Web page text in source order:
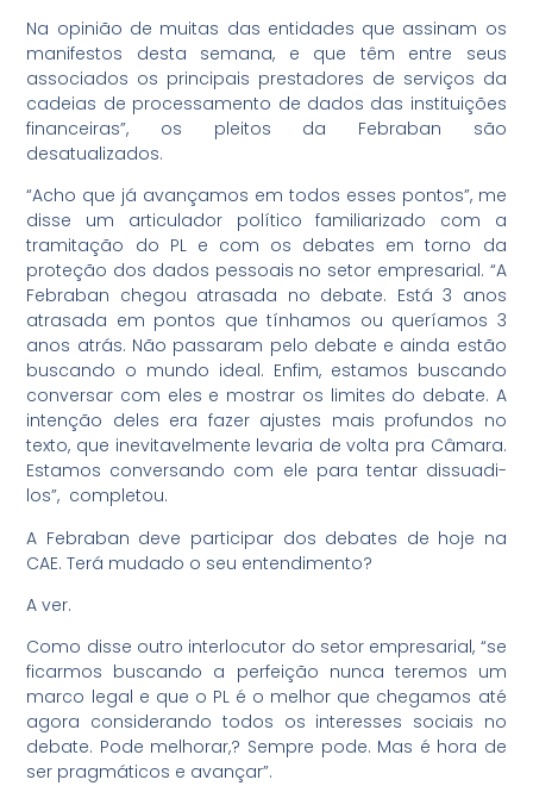
Na opinião de muitas das entidades que assinam os
manifestos desta semana, e que têm entre seus
associados os principais prestadores de serviços da
cadeias de processamento de dados das instituições
financeiras”, os pleitos da Febraban são
desatualizados.
“Acho que já avançamos em todos esses pontos”, me
disse um articulador político familiarizado com a
tramitação do PL e com os debates em torno da
proteção dos dados pessoais no setor empresarial. “A
Febraban chegou atrasada no debate. Está 3 anos
atrasada em pontos que tínhamos ou queríamos 3
anos atrás. Não passaram pelo debate e ainda estão
buscando o mundo ideal. Enfim, estamos buscando
conversar com eles e mostrar os limites do debate. A
intenção deles era fazer ajustes mais profundos no
texto, que inevitavelmente levaria de volta pra Câmara.
Estamos conversando com ele para tentar dissuadi-
los”, completou.
A Febraban deve participar dos debates de hoje na
CAE. Terá mudado o seu entendimento?
A ver.
Como disse outro interlocutor do setor empresarial, “se
ficarmos buscando a perfeição nunca teremos um
marco legal e que o PL é o melhor que chegamos até
agora considerando todos os interesses sociais no
debate. Pode melhorar,? Sempre pode. Mas é hora de
ser pragmáticos e avançar”.